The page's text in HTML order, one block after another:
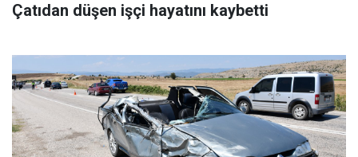
Çatıdan düşen işçi hayatını kaybetti